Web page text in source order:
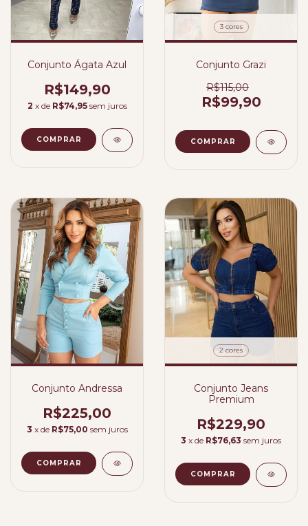
Conjunto Ágata Azul
R$149,90
2 x de R$74,95 sem juros
COMPRAR
3 cores
Conjunto Grazi
R$115,00
R$99,90
COMPRAR
Conjunto Andressa
R$225,00
3 x de R$75,00 sem juros
COMPRAR
2 cores
Conjunto Jeans
Premium
R$229,90
3 x de R$76,63 sem juros
COMPRAR